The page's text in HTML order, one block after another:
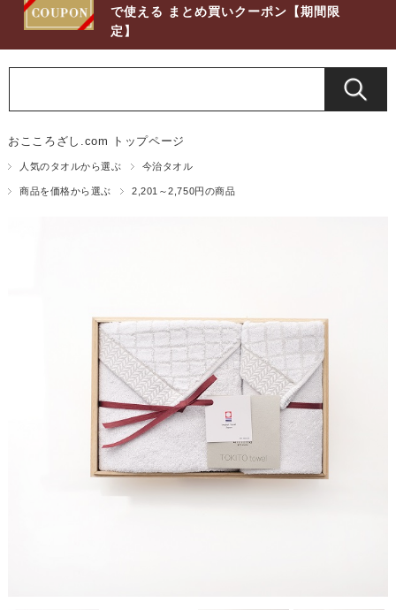
で使える まとめ買いクーポン【期間限
定】
おこころざし.com トップページ
人気のタオルから選ぶ 今治タオル
商品を価格から選ぶ 2,201～2,750円の商品